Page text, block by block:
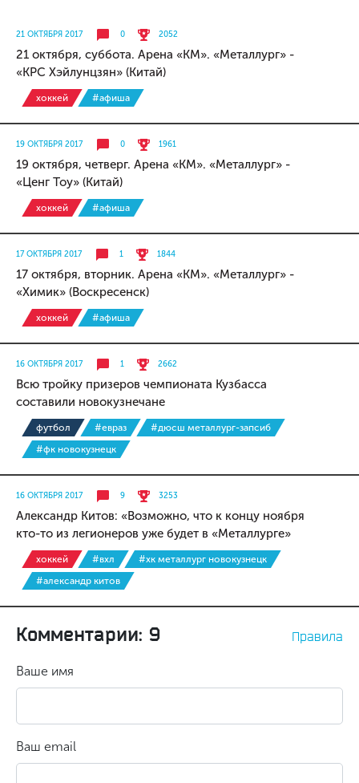
21 ОКТЯБРЯ 2017 0 2052
21 октября, суббота. Арена «КМ». «Металлург» -
«КРС Хэйлунцзян» (Китай)
хоккей #афиша
19 ОКТЯБРЯ 2017 0 1961
19 октября, четверг. Арена «КМ». «Металлург» -
«Ценг Тоу» (Китай)
хоккей #афиша
17 ОКТЯБРЯ 2017 1 1844
17 октября, вторник. Арена «КМ». «Металлург» -
«Химик» (Воскресенск)
хоккей #афиша
16 ОКТЯБРЯ 2017 1 2662
Всю тройку призеров чемпионата Кузбасса
составили новокузнечане
футбол #евраз
#дюсш металлург-запсиб
#фк новокузнецк
16 ОКТЯБРЯ 2017 9 3253
Александр Китов: «Возможно, что к концу ноября
кто-то из легионеров уже будет в «Металлурге»
хоккей #вхл
#хк металлург новокузнецк
#александр китов
Комментарии: 9 Правила
Ваше имя
Ваш email